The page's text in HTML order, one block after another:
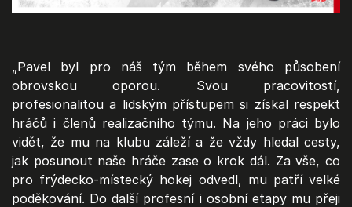
„Pavel byl pro náš tým během svého působení
obrovskou oporou. Svou pracovitostí,
profesionalitou a lidským přístupem si získal respekt
hráčů i členů realizačního týmu. Na jeho práci bylo
vidět, že mu na klubu záleží a že vždy hledal cesty,
jak posunout naše hráče zase o krok dál. Za vše, co
pro frýdecko-místecký hokej odvedl, mu patří velké
poděkování. Do další profesní i osobní etapy mu přeji